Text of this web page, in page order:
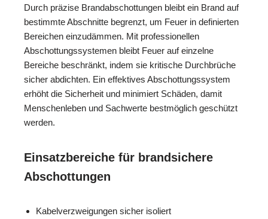
Durch präzise Brandabschottungen bleibt ein Brand auf
bestimmte Abschnitte begrenzt, um Feuer in definierten
Bereichen einzudämmen. Mit professionellen
Abschottungssystemen bleibt Feuer auf einzelne
Bereiche beschränkt, indem sie kritische Durchbrüche
sicher abdichten. Ein effektives Abschottungssystem
erhöht die Sicherheit und minimiert Schäden, damit
Menschenleben und Sachwerte bestmöglich geschützt
werden.
Einsatzbereiche für brandsichere
Abschottungen
Kabelverzweigungen sicher isoliert